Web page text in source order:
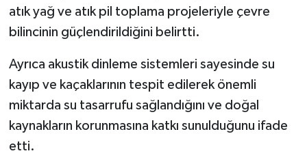
atık yağ ve atık pil toplama projeleriyle çevre
bilincinin güçlendirildiğini belirtti.
Ayrıca akustik dinleme sistemleri sayesinde su
kayıp ve kaçaklarının tespit edilerek önemli
miktarda su tasarrufu sağlandığını ve doğal
kaynakların korunmasına katkı sunulduğunu ifade
etti.
Tavşanlı
Türkiye
Video Galeri